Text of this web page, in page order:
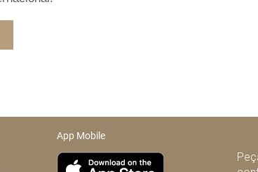
App Mobile